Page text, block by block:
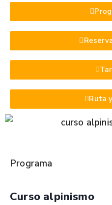
Ruta
Programa
Curso alpinismo